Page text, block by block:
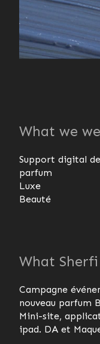
What we
Support digital
parfum
Luxe
Beauté
What
Campagne
nouveau parfum
Mini-site,
ipad. DA et